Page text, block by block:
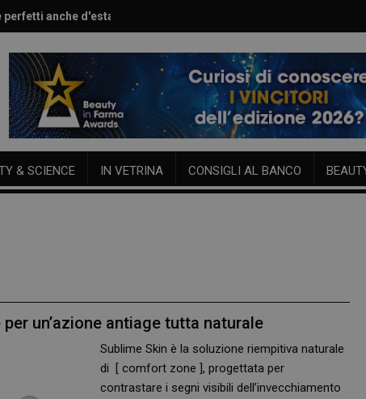
anche d'estate
l’estate sulla pelle
& SCIENCE IN VETRINA CONSIGLI AL BANCO
un’azione antiage tutta naturale
Sublime Skin è la soluzione riempitiva naturale
di [ comfort zone ], progettata per
contrastare i segni visibili dell’invecchiamento